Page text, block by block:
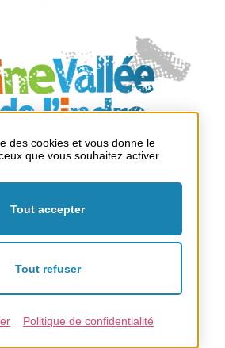
GEMAPI :
:
:
:
des cookies et vous donne le
que vous souhaitez activer
Tout accepter
Tout refuser
Politique de confidentialité